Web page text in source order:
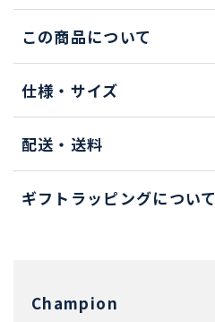
この商品について
仕様・サイズ
配送・送料
ギフトラッピングについて
Champion